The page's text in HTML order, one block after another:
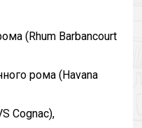
(Rhum Barbancourt
рома (Havana
Cognac),